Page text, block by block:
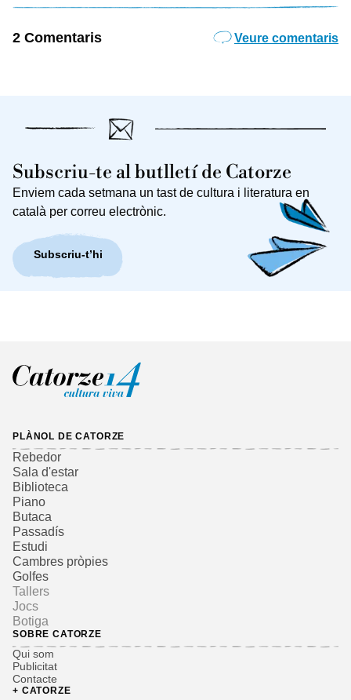
2 Comentaris Veure comentaris
Subscriu-te al butlletí de Catorze
Enviem cada setmana un tast de cultura i literatura en
català per correu electrònic.
Subscriu-t’hi
PLÀNOL DE CATORZE
Rebedor
Sala d'estar
Biblioteca
Piano
Butaca
Passadís
Estudi
Cambres pròpies
Golfes
Tallers
Jocs
Botiga
SOBRE CATORZE
Qui som
Publicitat
Contacte
+ CATORZE